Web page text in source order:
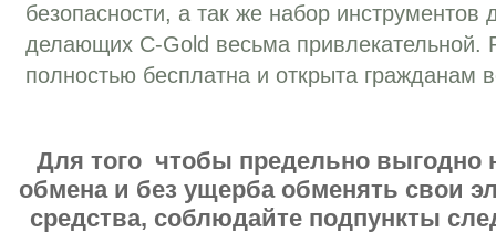
безопасности, а так же набор
делающих C-Gold весьма привлекательной.
полностью бесплатна и открыта гражданам
Для того чтобы предельно выгодно
обмена и без ущерба обменять свои
средства, соблюдайте подпункты